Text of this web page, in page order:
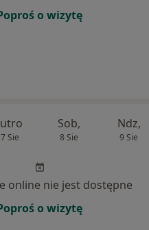
o wizytę
7 Sie
Sob,
8 Sie
Ndz,
9 Sie
online nie jest dostępne
o wizytę